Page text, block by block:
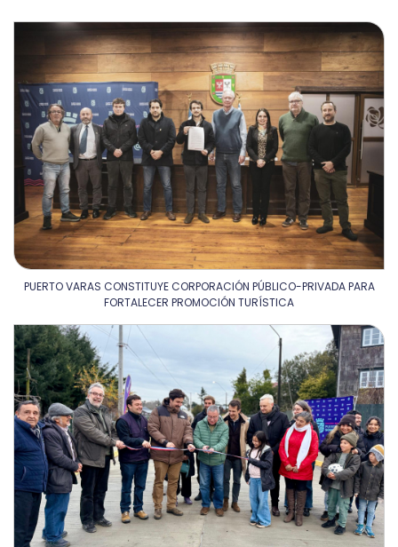
PUERTO VARAS CONSTITUYE CORPORACIÓN PÚBLICO-PRIVADA PARA
FORTALECER PROMOCIÓN TURÍSTICA